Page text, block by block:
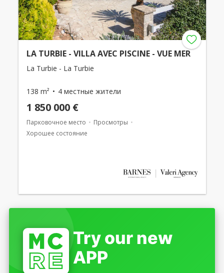
LA TURBIE - VILLA AVEC PISCINE - VUE MER
La Turbie - La Turbie
138 m² 4 местные жители
1 850 000 €
Парковочное место
Просмотры
Хорошее состояние
Try our new
APP